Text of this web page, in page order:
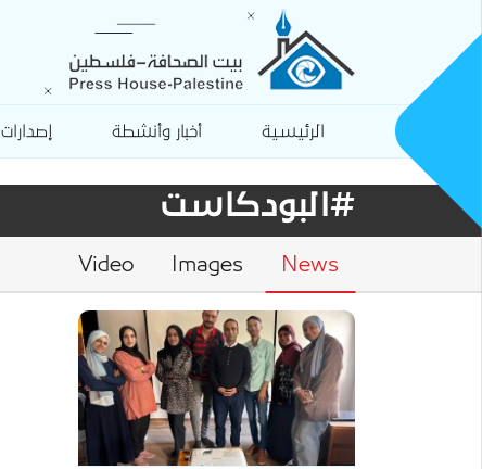
الرئيسية أخبار وأنشطة إصدارات
#البودكاست
News
Images
Video